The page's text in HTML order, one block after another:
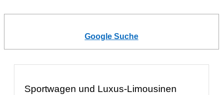
Google Suche
Sportwagen und Luxus-Limousinen